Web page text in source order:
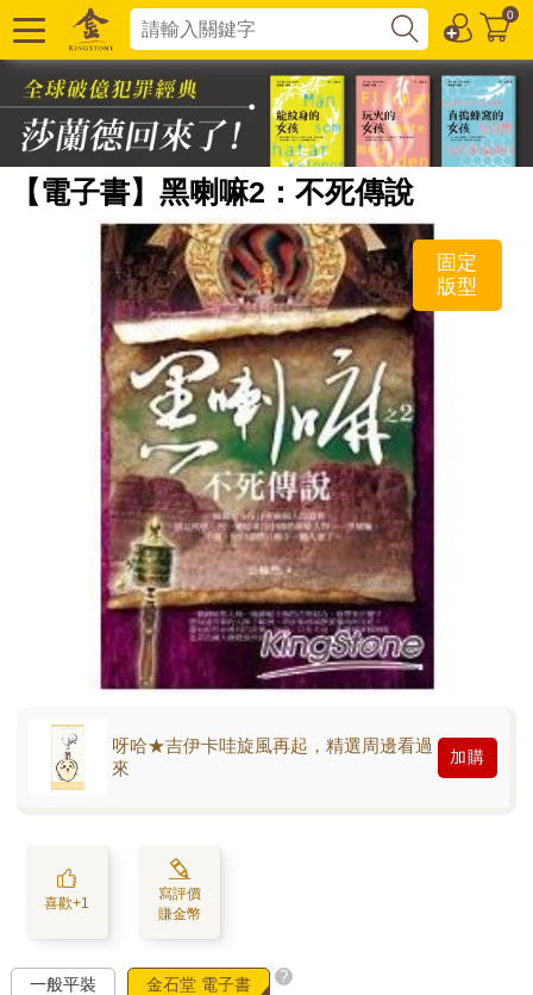
0
【電子書】黑喇嘛2：不死傳說
固定
版型
呀哈★吉伊卡哇旋風再起，精選周邊看過
來
加購
喜歡+1
寫評價
賺金幣
一般平裝 金石堂 電子書 ?